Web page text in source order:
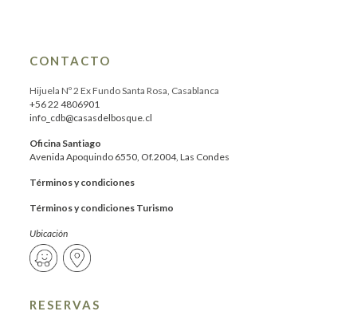
CONTACTO
Hijuela Nº 2 Ex Fundo Santa Rosa, Casablanca
+56 22 4806901
info_cdb@casasdelbosque.cl
Oficina Santiago
Avenida Apoquindo 6550, Of.2004, Las Condes
Términos y condiciones
Términos y condiciones Turismo
Ubicación
RESERVAS